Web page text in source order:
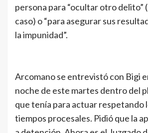
persona para “ocultar otro delito”
caso) o “para asegurar sus
la impunidad”.
Arcomano se entrevistó con Bigi
noche de este martes dentro del
que tenía para actuar respetando
tiempos procesales. Pidió que la